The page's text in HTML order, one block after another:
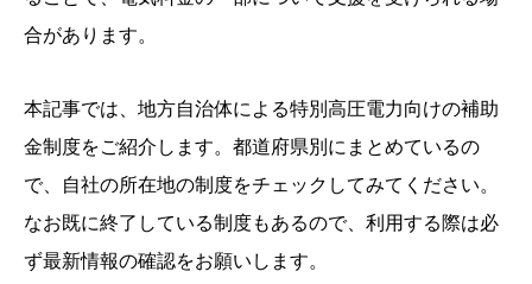
合があります。
本記事では、地方自治体による特別高圧電力向けの補助
金制度をご紹介します。都道府県別にまとめているの
で、自社の所在地の制度をチェックしてみてください。
なお既に終了している制度もあるので、利用する際は必
ず最新情報の確認をお願いします。